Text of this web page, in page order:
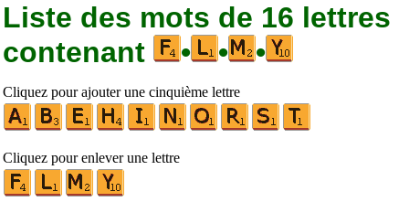
Liste des mots de 16 lettres
contenant
• • •
Cliquez pour ajouter une cinquième lettre
Cliquez pour enlever une lettre